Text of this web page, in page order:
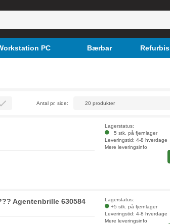
PC Bærbar
Antal pr. side:
Lagerstatus:
5 stk. på fjernlager
Leveringstid: 4-8 hverdage
Mere leveringsinfo
Agentenbrille 630584
Lagerstatus:
+5 stk. på fjernlager
Leveringstid: 4-8 hverdage
Mere leveringsinfo